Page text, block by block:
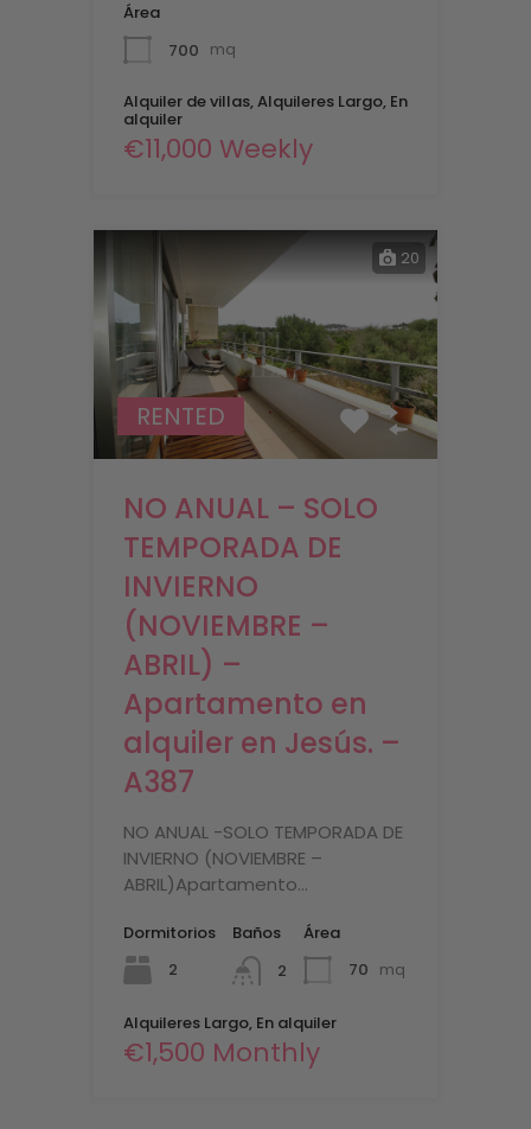
Área
700 mq
Alquiler de villas, Alquileres Largo, En
alquiler
€11,000 Weekly
20
RENTED
NO ANUAL – SOLO
TEMPORADA DE
INVIERNO
(NOVIEMBRE –
ABRIL) –
Apartamento en
alquiler en Jesús. –
A387
NO ANUAL -SOLO TEMPORADA DE
INVIERNO (NOVIEMBRE –
ABRIL)Apartamento…
Dormitorios
2
Baños
2
Área
70 mq
Alquileres Largo, En alquiler
€1,500 Monthly